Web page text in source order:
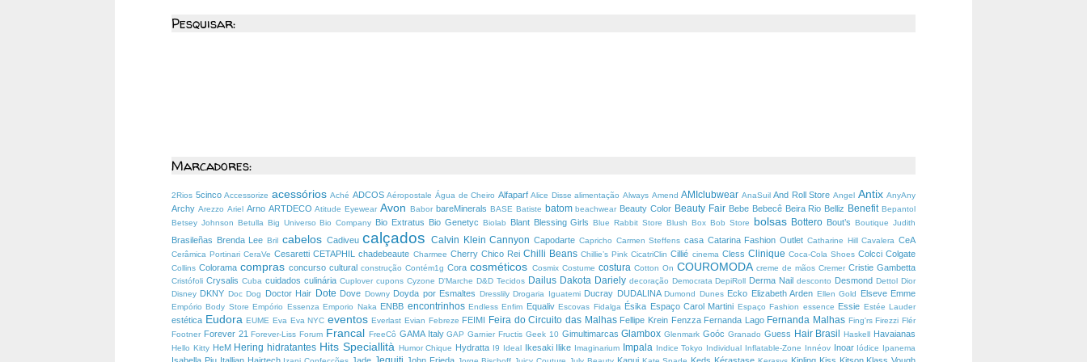
Pesquisar:
Marcadores:
2Rios 5cincoAccessorize acessóriosAché ADCOSAéropostaleÁgua de Cheiro AlfaparfAlice DissealimentaçãoAlways AmendAMIclubwear AnaSuilAnd Roll StoreAngel AntixAnyAny
Archy Arezzo Ariel Arno ARTDECOAtitude EyewearAvon Babor bareMinerals BASE Batiste batombeachwear Beauty Color Beauty Fair Bebe Bebecê Beira Rio Belliz Benefit Bepantol
Betsey Johnson
Betulla Big Universo Bio Company Bio Extratus Bio Genetyc Biolab Blant Blessing GirlsBlue Rabbit Store Blush Box Bob Store bolsas Bottero Bout’sBoutique Judith
Brasileñas Brenda LeeBril cabelos CadiveucalçadosCalvin KleinCannyonCapodarte Capricho Carmen Steffenscasa Catarina Fashion Outlet Catharine HillCavaleraCeA
Cerâmica PortinariCeraVeCesarettiCETAPHILchadebeaute Charmee Cherry Chico Rei Chilli BeansChillie’s PinkCicatriClinCillié cinema Cless Clinique Coca-Cola Shoes ColcciColgate
CollinsColoramacomprasconcurso culturalconstruçãoContém1gCoracosméticos Cosmix Costume costura Cotton On COUROMODA creme de mãosCremerCristie Gambetta
Cristófoli Crysalis Cuba cuidados culinária Cuplover cupons Cyzone D'Marche D&D Tecidos Dailus Dakota Dariely decoração Democrata DepiRoll Derma Naildesconto DesmondDettol Dior
Disney DKNY Doc Dog Doctor Hair Dote Dove Downy Doyda por Esmaltes Dresslily Drogaria Iguatemi Ducray DUDALINADumond Dunes Ecko Elizabeth Arden Ellen Gold Elseve Emme
Empório Body Store Empório Essenza Emporio Naka ENBB encontrinhos Endless Enfim EqualivEscovas Fidalga Ésika Espaço Carol Martini Espaço Fashion essence Essie Estée Lauder
estética EudoraEUME Eva Eva NYC eventosEverlast Evian Febreze FEIMI Feira do Circuito das Malhas Fellipe Krein Fenzza Fernanda Lago Fernanda Malhas Fing'rs Firezzi Flér
Footner Forever 21Forever-Liss Forum Francal FreeCô GAMA ItalyGAPGarnier Fructis Geek 10 GimultimarcasGlamboxGlenmarkGoóc Granado Guess Hair BrasilHaskell Havaianas
Hello Kitty HeM Hering hidratantes Hits Speciallità Humor Chique Hydratta I9 Ideal Ikesaki Ilike Imaginarium Impala Indice Tokyo Individual Inflatable-Zone Innéov Inoar Iódice Ipanema